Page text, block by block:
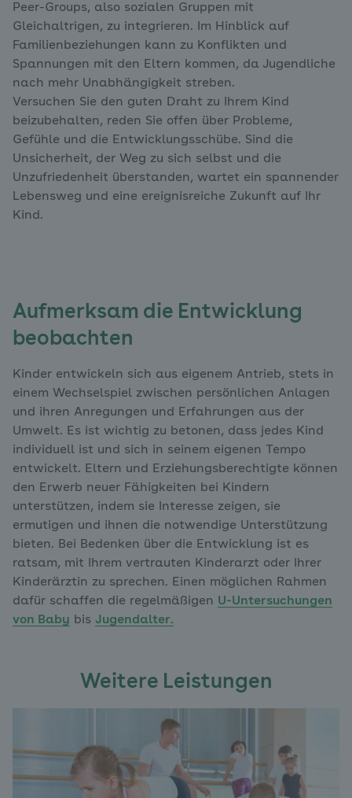
Peer-Groups, also sozialen Gruppen mit
Gleichaltrigen, zu integrieren. Im Hinblick auf
Familienbeziehungen kann zu Konflikten und
Spannungen mit den Eltern kommen, da Jugendliche
nach mehr Unabhängigkeit streben.
Versuchen Sie den guten Draht zu Ihrem Kind
beizubehalten, reden Sie offen über Probleme,
Gefühle und die Entwicklungsschübe. Sind die
Unsicherheit, der Weg zu sich selbst und die
Unzufriedenheit überstanden, wartet ein spannender
Lebensweg und eine ereignisreiche Zukunft auf Ihr
Kind.
Aufmerksam die Entwicklung
beobachten
Kinder entwickeln sich aus eigenem Antrieb, stets in
einem Wechselspiel zwischen persönlichen Anlagen
und ihren Anregungen und Erfahrungen aus der
Umwelt. Es ist wichtig zu betonen, dass jedes Kind
individuell ist und sich in seinem eigenen Tempo
entwickelt. Eltern und Erziehungsberechtigte können
den Erwerb neuer Fähigkeiten bei Kindern
unterstützen, indem sie Interesse zeigen, sie
ermutigen und ihnen die notwendige Unterstützung
bieten. Bei Bedenken über die Entwicklung ist es
ratsam, mit Ihrem vertrauten Kinderarzt oder Ihrer
Kinderärztin zu sprechen. Einen möglichen Rahmen
dafür schaffen die regelmäßigen U-Untersuchungen
von Baby bis Jugendalter.
Weitere Leistungen